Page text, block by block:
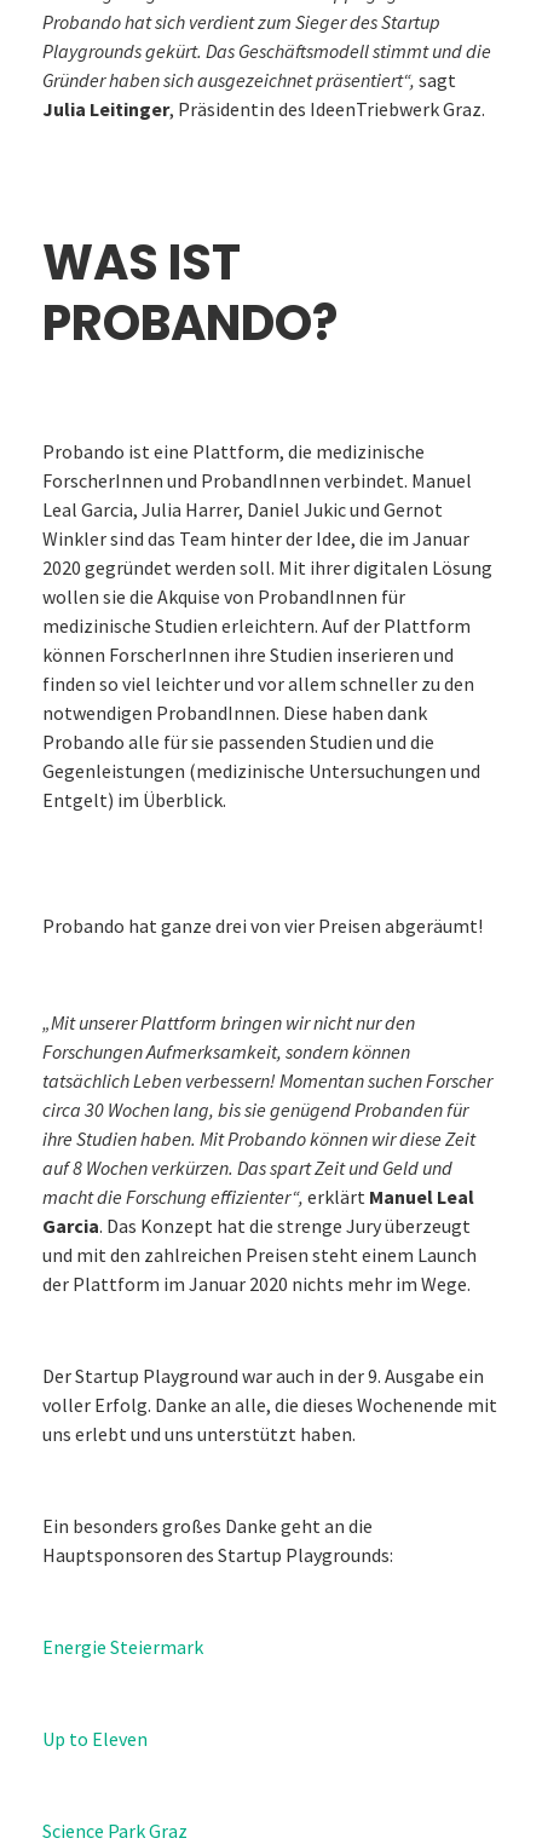
Probando hat sich verdient zum Sieger des Startup
Playgrounds gekürt. Das Geschäftsmodell stimmt und die
Gründer haben sich ausgezeichnet präsentiert“, sagt
Julia Leitinger, Präsidentin des IdeenTriebwerk Graz.
WAS IST
PROBANDO?
Probando ist eine Plattform, die medizinische
ForscherInnen und ProbandInnen verbindet. Manuel
Leal Garcia, Julia Harrer, Daniel Jukic und Gernot
Winkler sind das Team hinter der Idee, die im Januar
2020 gegründet werden soll. Mit ihrer digitalen Lösung
wollen sie die Akquise von ProbandInnen für
medizinische Studien erleichtern. Auf der Plattform
können ForscherInnen ihre Studien inserieren und
finden so viel leichter und vor allem schneller zu den
notwendigen ProbandInnen. Diese haben dank
Probando alle für sie passenden Studien und die
Gegenleistungen (medizinische Untersuchungen und
Entgelt) im Überblick.
Probando hat ganze drei von vier Preisen abgeräumt!
„Mit unserer Plattform bringen wir nicht nur den
Forschungen Aufmerksamkeit, sondern können
tatsächlich Leben verbessern! Momentan suchen Forscher
circa 30 Wochen lang, bis sie genügend Probanden für
ihre Studien haben. Mit Probando können wir diese Zeit
auf 8 Wochen verkürzen. Das spart Zeit und Geld und
macht die Forschung effizienter“, erklärt Manuel Leal
Garcia. Das Konzept hat die strenge Jury überzeugt
und mit den zahlreichen Preisen steht einem Launch
der Plattform im Januar 2020 nichts mehr im Wege.
Der Startup Playground war auch in der 9. Ausgabe ein
voller Erfolg. Danke an alle, die dieses Wochenende mit
uns erlebt und uns unterstützt haben.
Ein besonders großes Danke geht an die
Hauptsponsoren des Startup Playgrounds:
Energie Steiermark
Up to Eleven
Science Park Graz